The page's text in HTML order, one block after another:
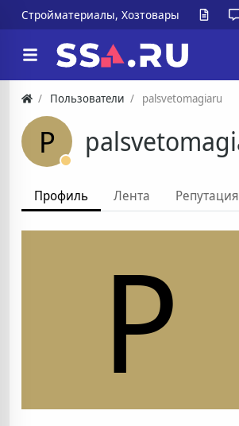
Стройматериалы, Хозтовары
Пользователи palsvetomagiaru
P
Профиль Лента Репутация
P